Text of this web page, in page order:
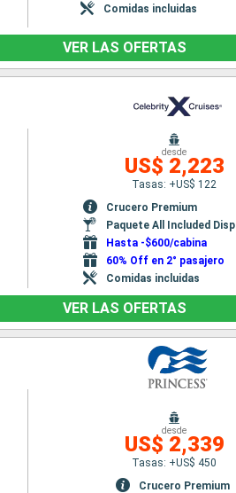
Comidas incluidas
VER LAS OFERTAS
desde
US$ 2,223
Tasas: +US$ 122
Crucero Premium
Paquete All Included
Hasta -$600/cabina
60% Off en 2° pasajero
Comidas incluidas
VER LAS OFERTAS
desde
US$ 2,339
Tasas: +US$ 450
Crucero Premium